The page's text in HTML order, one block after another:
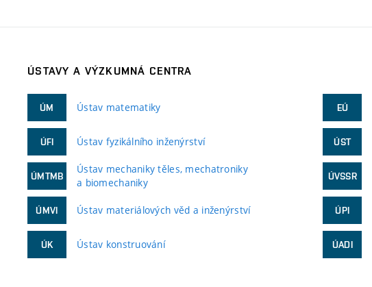
ÚSTAVY A VÝZKUMNÁ CENTRA
ÚM Ústav matematiky
ÚFI Ústav fyzikálního inženýrství
ÚMTMB
Ústav mechaniky těles, mechatroniky
a biomechaniky
ÚMVI Ústav materiálových věd a inženýrství
ÚK Ústav konstruování
EÚ
ÚST
ÚVSSR
ÚPI
ÚADI